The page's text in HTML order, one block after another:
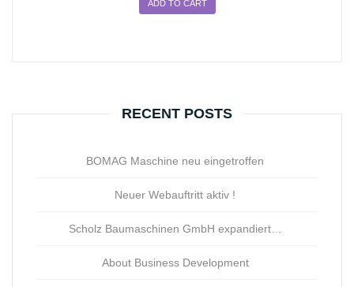
ADD TO CART
RECENT POSTS
BOMAG Maschine neu eingetroffen
Neuer Webauftritt aktiv !
Scholz Baumaschinen GmbH expandiert…
About Business Development